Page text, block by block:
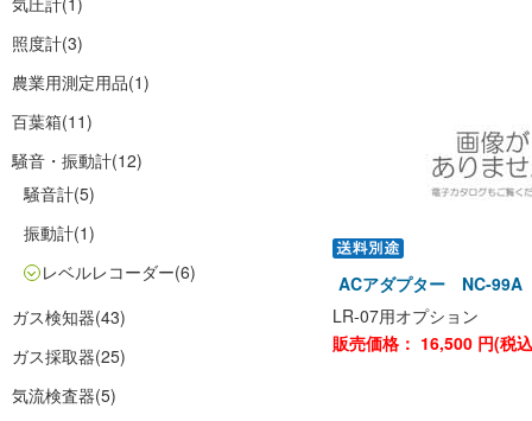
照度計(3)
農業用測定用品(1)
百葉箱(11)
騒音・振動計(12)
騒音計(5)
振動計(1)
レベルレコーダー(6)
ガス検知器(43)
ガス採取器(25)
気流検査器(5)
ACアダプター NC-
LR-07用オプション
販売価格： 16,500 円(税